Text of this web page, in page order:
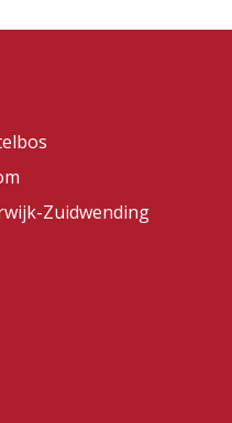
Zuidwending